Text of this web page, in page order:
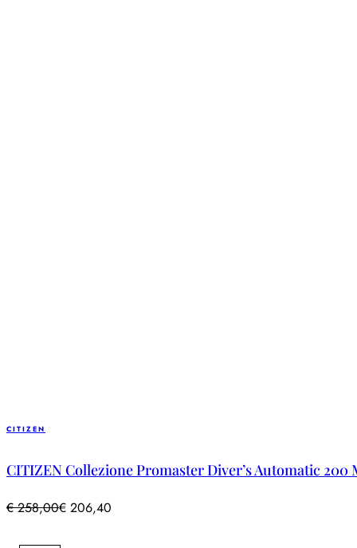
CITIZEN
CITIZEN Collezione Promaster Diver’s Automatic 200
€258,00€ 206,40